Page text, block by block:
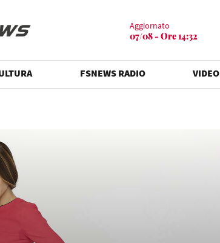
Aggiornato
07/08 - Ore 14:32
FSNEWS RADIO VIDEO